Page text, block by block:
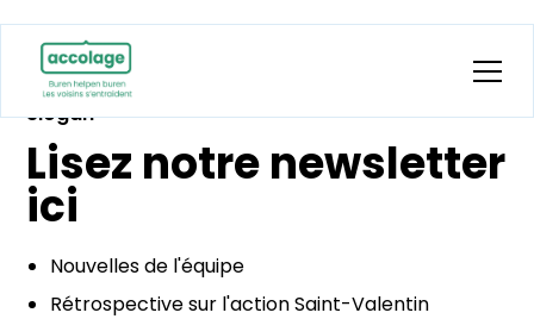
Slogan
Lisez notre newsletter
ici
Nouvelles de l'équipe
Rétrospective sur l'action Saint-Valentin